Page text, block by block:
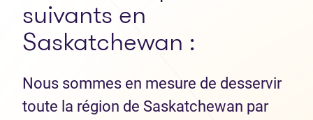
suivants en
Saskatchewan :
Nous sommes en mesure de desservir
toute la région de Saskatchewan par